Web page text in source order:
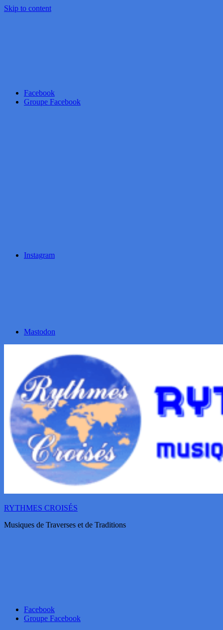
Skip to content
Facebook
Groupe Facebook
Instagram
Mastodon
RYTHMES CROISÉS
Musiques de Traverses et de Traditions
Facebook
Groupe Facebook